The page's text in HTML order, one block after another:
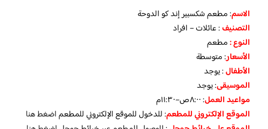
الاسم: مطعم شكسبير إند كو الدوحة
التصنيف: عائلات – افراد
النوع :مطعم
الأسعار:متوسطة
الأطفال:يوجد
الموسيقى:يوجد
مواعيد العمل: ٨:٠٠ص–١١:٣٠م
الموقع الإلكتروني للمطعم: للدخول للموقع الإلكتروني للمطعماضغط هنا